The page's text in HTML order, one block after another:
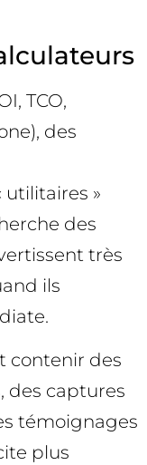
TCO,
des
utilitaires »
des
très
ils
contenir des
des captures
témoignages
plus